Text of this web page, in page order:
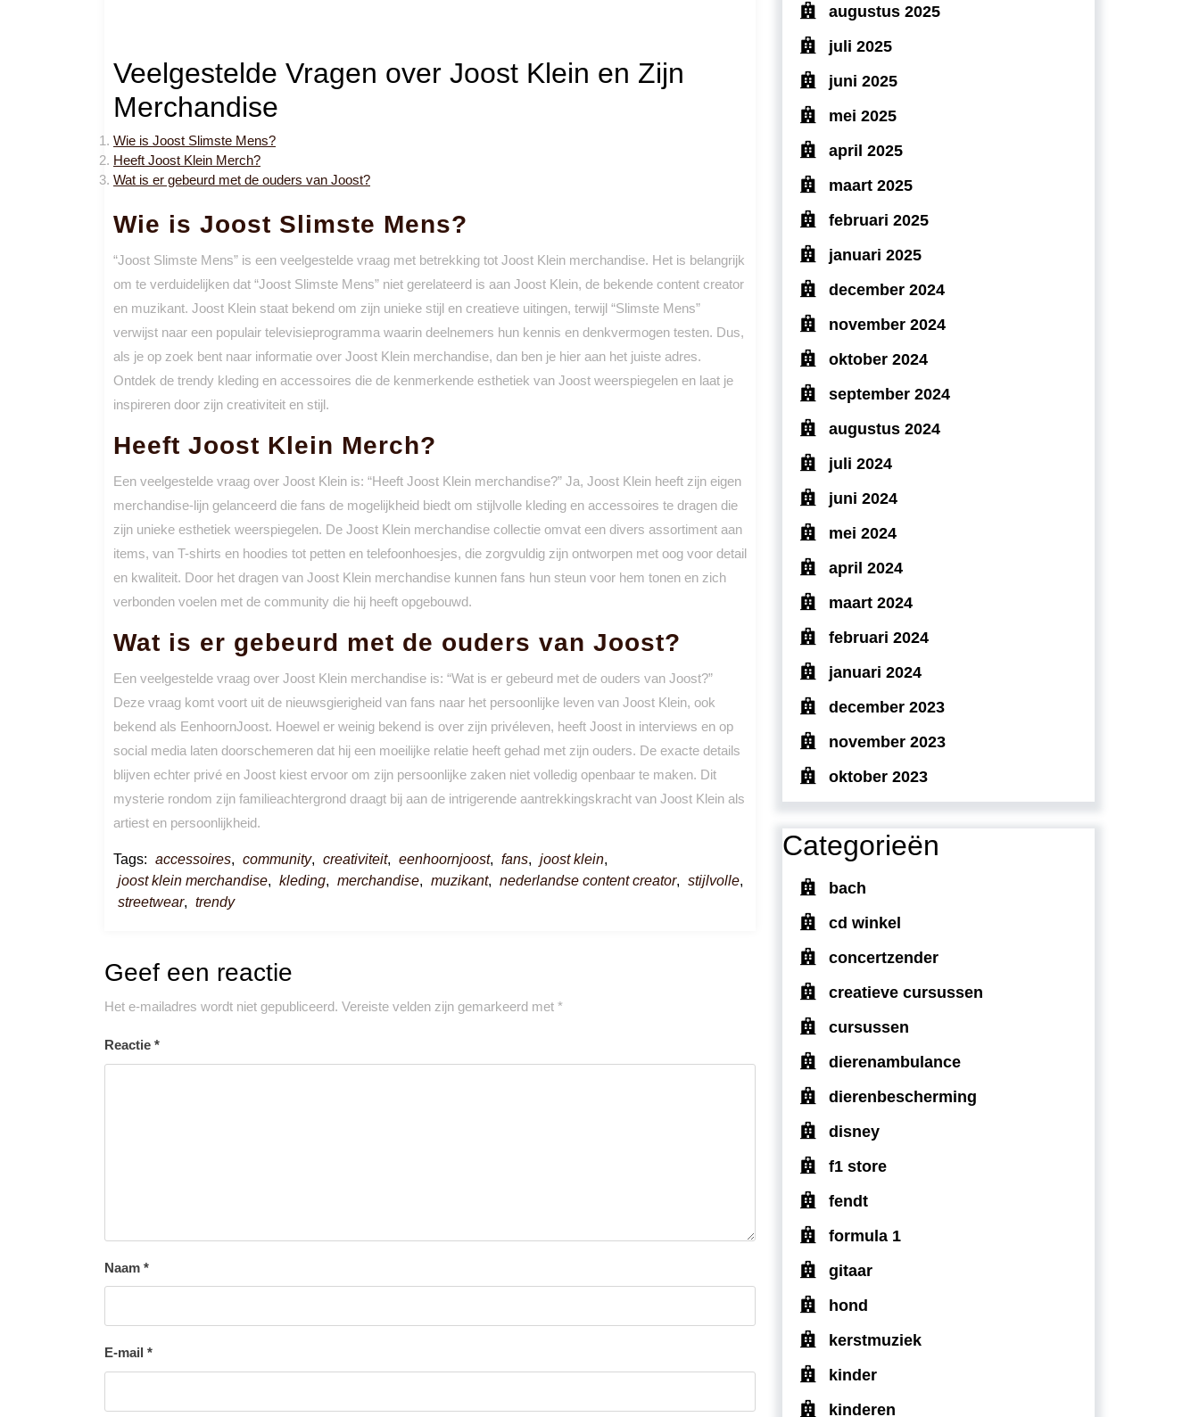
Veelgestelde Vragen over Joost Klein en Zijn
Merchandise
Wie is Joost Slimste Mens?
Heeft Joost Klein Merch?
Wat is er gebeurd met de ouders van Joost?
Wie is Joost Slimste Mens?
“Joost Slimste Mens” is een veelgestelde vraag met betrekking tot Joost Klein merchandise. Het is belangrijk
om te verduidelijken dat “Joost Slimste Mens” niet gerelateerd is aan Joost Klein, de bekende content creator
en muzikant. Joost Klein staat bekend om zijn unieke stijl en creatieve uitingen, terwijl “Slimste Mens”
verwijst naar een populair televisieprogramma waarin deelnemers hun kennis en denkvermogen testen. Dus,
als je op zoek bent naar informatie over Joost Klein merchandise, dan ben je hier aan het juiste adres.
Ontdek de trendy kleding en accessoires die de kenmerkende esthetiek van Joost weerspiegelen en laat je
inspireren door zijn creativiteit en stijl.
Heeft Joost Klein Merch?
Een veelgestelde vraag over Joost Klein is: “Heeft Joost Klein merchandise?” Ja, Joost Klein heeft zijn eigen
merchandise-lijn gelanceerd die fans de mogelijkheid biedt om stijlvolle kleding en accessoires te dragen die
zijn unieke esthetiek weerspiegelen. De Joost Klein merchandise collectie omvat een divers assortiment aan
items, van T-shirts en hoodies tot petten en telefoonhoesjes, die zorgvuldig zijn ontworpen met oog voor detail
en kwaliteit. Door het dragen van Joost Klein merchandise kunnen fans hun steun voor hem tonen en zich
verbonden voelen met de community die hij heeft opgebouwd.
Wat is er gebeurd met de ouders van Joost?
Een veelgestelde vraag over Joost Klein merchandise is: “Wat is er gebeurd met de ouders van Joost?”
Deze vraag komt voort uit de nieuwsgierigheid van fans naar het persoonlijke leven van Joost Klein, ook
bekend als EenhoornJoost. Hoewel er weinig bekend is over zijn privéleven, heeft Joost in interviews en op
social media laten doorschemeren dat hij een moeilijke relatie heeft gehad met zijn ouders. De exacte details
blijven echter privé en Joost kiest ervoor om zijn persoonlijke zaken niet volledig openbaar te maken. Dit
mysterie rondom zijn familieachtergrond draagt bij aan de intrigerende aantrekkingskracht van Joost Klein als
artiest en persoonlijkheid.
Tags: accessoires, community, creativiteit, eenhoornjoost, fans, joost klein,
joost klein merchandise, kleding, merchandise, muzikant, nederlandse content creator, stijlvolle,
streetwear, trendy
Geef een reactie
Het e-mailadres wordt niet gepubliceerd. Vereiste velden zijn gemarkeerd met *
Reactie *
Naam *
E-mail *
augustus 2025
juli 2025
juni 2025
mei 2025
april 2025
maart 2025
februari 2025
januari 2025
december 2024
november 2024
oktober 2024
september 2024
augustus 2024
juli 2024
juni 2024
mei 2024
april 2024
maart 2024
februari 2024
januari 2024
december 2023
november 2023
oktober 2023
Categorieën
bach
cd winkel
concertzender
creatieve cursussen
cursussen
dierenambulance
dierenbescherming
disney
f1 store
fendt
formula 1
gitaar
hond
kerstmuziek
kinder
kinderen